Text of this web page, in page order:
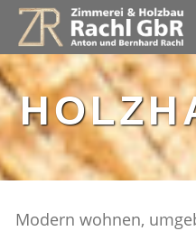
Modern wohnen,